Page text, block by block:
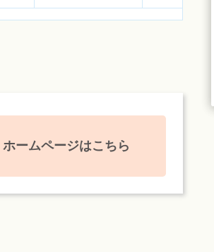
ホームページはこちら